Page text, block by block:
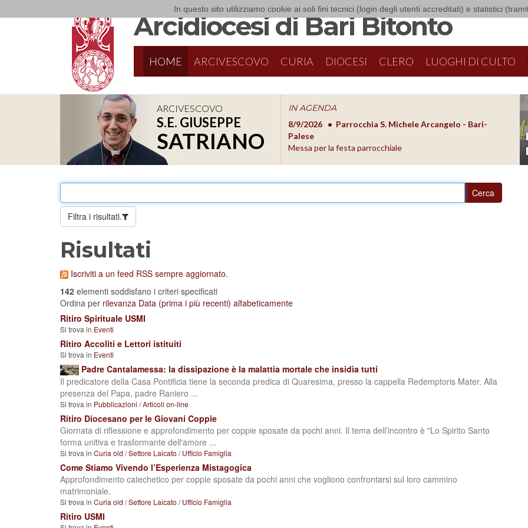
In questo sito utilizziamo cookie ai soli fini tecnici (login degli utenti accreditati) e statistici
Arcidiocesi di Bari Bitonto
HOME ARCIVESCOVO CURIA DIOCESI CLERO LUOGHI DI CULTO
ARCIVESCOVO
S.E. GIUSEPPE
SATRIANO
IN AGENDA
8/17/2026
Conversano
Conferenza Episcopale Pugliese
8/9/2026
Parrocchia S. Michele Arcangelo - Bari-
Palese
Messa per la festa parrocchiale
8/10/
Filtra i risultati.
Risultati
Iscriviti a un feed RSS sempre aggiornato.
142 elementi soddisfano i criteri specificati
Ordina per rilevanza Data (prima i più recenti) alfabeticamente
Ritiro Spirituale USMI
Si trova in Eventi
Ritiro Accoliti e Lettori istituiti
Si trova in Eventi
Padre Cantalamessa: la dissipazione è la malattia mortale che insidia tutti
Il predicatore della Casa Pontificia tiene la seconda predica di Quaresima, presso la cappella Redemptoris Mater. Alla
presenza del Papa, padre Raniero ...
Si trova in Pubblicazioni /Articoli on-line
Ritiro Diocesano per le Giovani Coppie
Giornata di riflessione e approfondimento per coppie sposate da pochi anni. Il tema dell’incontro è "Lo Spirito Santo
forma unitiva e trasformante dell'amore ...
Si trova in Curia old /Settore Laicato /Ufficio Famiglia
Come Stiamo Vivendo l’Esperienza Mistagogica
Approfondimento catechetico per coppie sposate da pochi anni che vogliono confrontarsi sul loro cammino
matrimoniale.
Si trova in Curia old /Settore Laicato /Ufficio Famiglia
Ritiro USMI